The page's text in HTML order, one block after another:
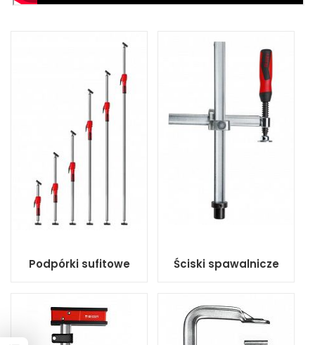
Podpórki sufitowe Ściski spawalnicze